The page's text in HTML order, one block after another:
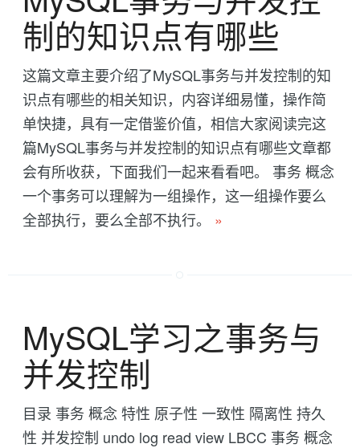
制的知识点有哪些
这篇文章主要介绍了MySQL事务与并发控制的知
识点有哪些的相关知识，内容详细易懂，操作简
单快捷，具有一定借鉴价值，相信大家阅读完这
篇MySQL事务与并发控制的知识点有哪些文章都
会有所收获，下面我们一起来看看吧。 事务 概念
一个事务可以理解为一组操作，这一组操作要么
全部执行，要么全部不执行。 »
MySQL学习之事务与
并发控制
目录 事务 概念 特性 原子性 一致性 隔离性 持久
性 并发控制 undo log read view LBCC 事务 概念